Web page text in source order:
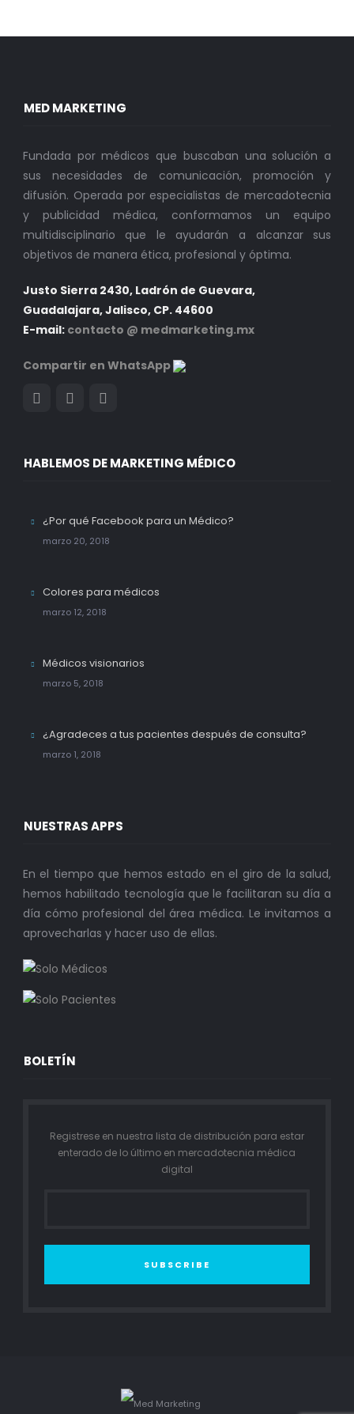
MED MARKETING
Fundada por médicos que buscaban una solución a
sus necesidades de comunicación, promoción y
difusión. Operada por especialistas de mercadotecnia
y publicidad médica, conformamos un equipo
multidisciplinario que le ayudarán a alcanzar sus
objetivos de manera ética, profesional y óptima.
Justo Sierra 2430, Ladrón de Guevara,
Guadalajara, Jalisco, CP. 44600
E-mail: contacto @ medmarketing.mx
Compartir en WhatsApp
HABLEMOS DE MARKETING MÉDICO
¿Por qué Facebook para un Médico?
marzo 20, 2018
Colores para médicos
marzo 12, 2018
Médicos visionarios
marzo 5, 2018
¿Agradeces a tus pacientes después de consulta?
marzo 1, 2018
NUESTRAS APPS
En el tiempo que hemos estado en el giro de la salud,
hemos habilitado tecnología que le facilitaran su día a
día cómo profesional del área médica. Le invitamos a
aprovecharlas y hacer uso de ellas.
BOLETÍN
Registrese en nuestra lista de distribución para estar
enterado de lo último en mercadotecnia médica
digital
SUBSCRIBE